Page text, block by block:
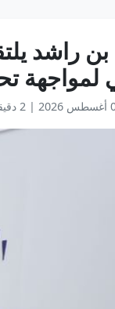
راشد
لمواجهة
| 2 دقيقة قراءة